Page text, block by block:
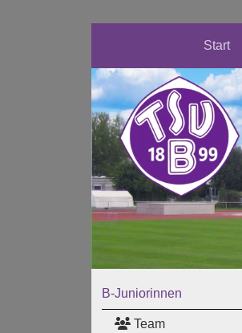
Start
B-Juniorinnen
Team